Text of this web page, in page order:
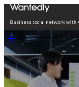
Business social network with